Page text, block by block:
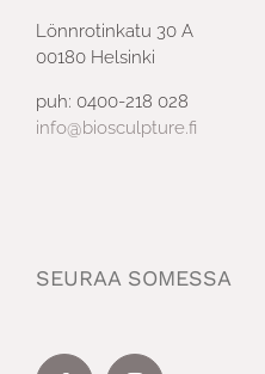
Lönnrotinkatu 30 A
00180 Helsinki
puh: 0400-218 028
info@biosculpture.fi
SEURAA SOMESSA